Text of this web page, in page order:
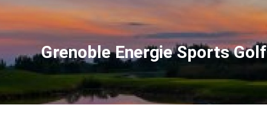
Grenoble Energie Sports Golf